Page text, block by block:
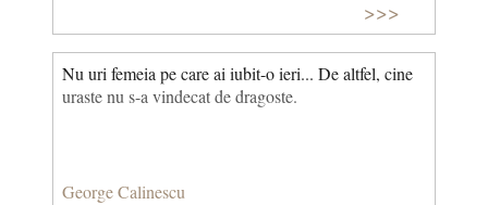
>>>
Nu uri femeia pe care ai iubit-o ieri... De altfel, cine
uraste nu s-a vindecat de dragoste.
George Calinescu